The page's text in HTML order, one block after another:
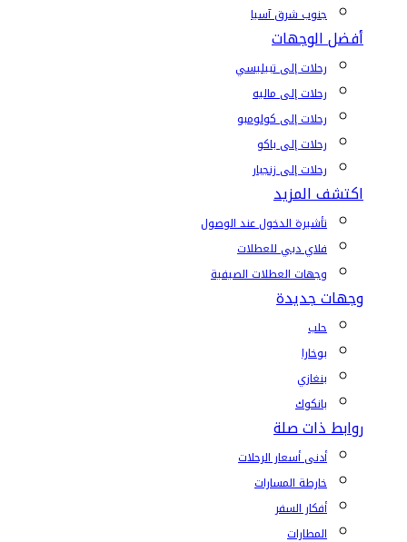
جنوب شرق آسيا
أفضل الوجهات
رحلات إلى تبيليسي
رحلات إلى ماليه
رحلات إلى كولومبو
رحلات إلى باكو
رحلات إلى زنجبار
اكتشف المزيد
تأشيرة الدخول عند الوصول
فلاي دبي للعطلات
وجهات العطلات الصيفية
وجهات جديدة
حلب
بوخارا
بنغازي
بانكوك
روابط ذات صلة
أدنى أسعار الرحلات
خارطة المسارات
أفكار السفر
المطارات